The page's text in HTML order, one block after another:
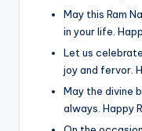
May this Ram
in your life.
Let us
joy and fervor.
May the divine
always. Happy